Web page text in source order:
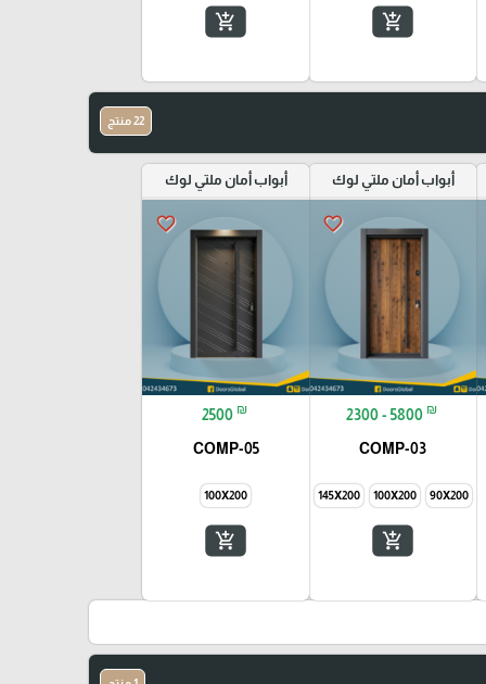
add_shopping_cart
add_shopping_cart
22 منتج
أبواب أمان ملتي لوك
favorite_border
2300 - 5800 ₪
COMP-03
90X200
100X200
145X200
add_shopping_cart
أبواب أمان ملتي لوك
favorite_border
2500 ₪
COMP-05
100X200
add_shopping_cart